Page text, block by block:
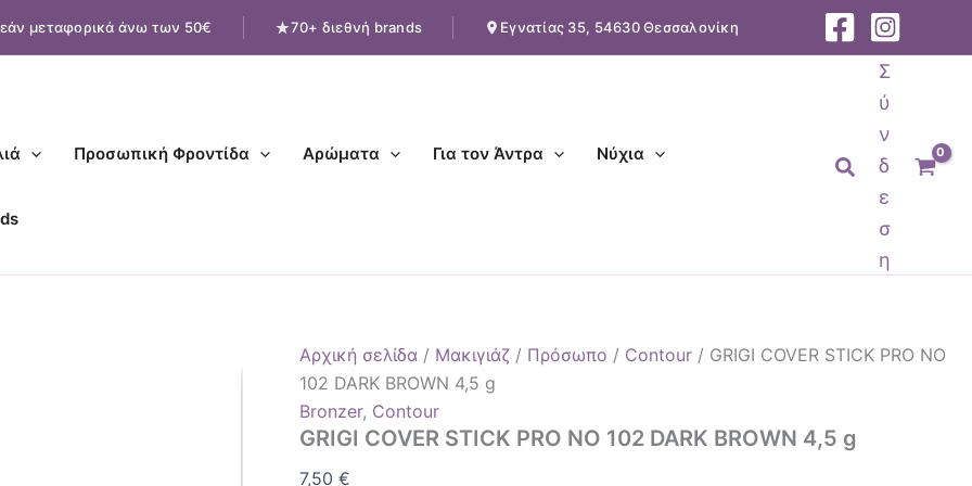
μεταφορικά άνω των 50€ 70+ διεθνή brands Εγνατίας 35, 54630 Θεσσαλονίκη
Προσωπική Φροντίδα Αρώματα Για τον Άντρα Νύχια Αναζήτηση
Σ
ύ
ν
δ
ε
σ
η
Αρχική σελίδα / Μακιγιάζ / Πρόσωπο / Contour / GRIGI COVER STICK PRO NO
102 DARK BROWN 4,5 g
Bronzer, Contour
GRIGI COVER STICK PRO NO 102 DARK BROWN 4,5 g
7,50€
COVER
STICK
BROWN